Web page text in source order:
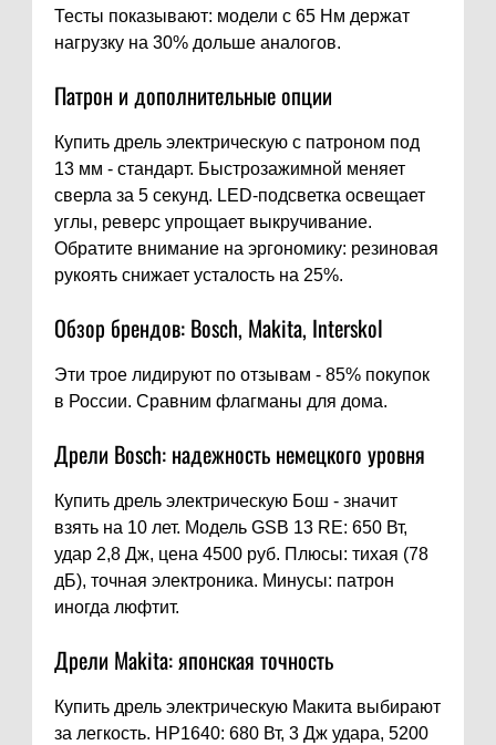
Тесты показывают: модели с 65 Нм держат
нагрузку на 30% дольше аналогов.
Патрон и дополнительные опции
Купить дрель электрическую с патроном под
13 мм - стандарт. Быстрозажимной меняет
сверла за 5 секунд. LED-подсветка освещает
углы, реверс упрощает выкручивание.
Обратите внимание на эргономику: резиновая
рукоять снижает усталость на 25%.
Обзор брендов: Bosch, Makita, Interskol
Эти трое лидируют по отзывам - 85% покупок
в России. Сравним флагманы для дома.
Дрели Bosch: надежность немецкого уровня
Купить дрель электрическую Бош - значит
взять на 10 лет. Модель GSB 13 RE: 650 Вт,
удар 2,8 Дж, цена 4500 руб. Плюсы: тихая (78
дБ), точная электроника. Минусы: патрон
иногда люфтит.
Дрели Makita: японская точность
Купить дрель электрическую Макита выбирают
за легкость. HP1640: 680 Вт, 3 Дж удара, 5200